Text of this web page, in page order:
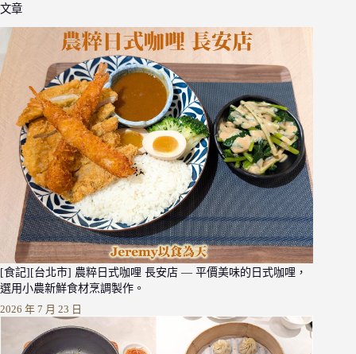
文章
[食記][台北市] 農粹日式咖哩 長安店 — 平價美味的日式咖哩，
選用小農新鮮食材烹調製作。
2026 年 7 月 23 日